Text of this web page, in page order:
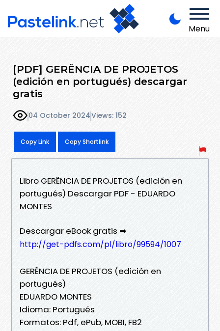
Menu
[PDF] GERÊNCIA DE PROJETOS
(edición en portugués) descargar
gratis
04 October 2024Views: 152
Copy Link Copy Shortlink
Libro GERÊNCIA DE PROJETOS (edición en
portugués) Descargar PDF - EDUARDO
MONTES
Descargar eBook gratis ➡
http://get-pdfs.com/pl/libro/99594/1007
GERÊNCIA DE PROJETOS (edición en
portugués)
EDUARDO MONTES
Idioma: Portugués
Formatos: Pdf, ePub, MOBI, FB2